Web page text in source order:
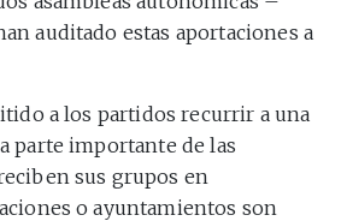
auditado estas aportaciones a
a los partidos recurrir a una
parte importante de las
sus grupos en
o ayuntamientos son